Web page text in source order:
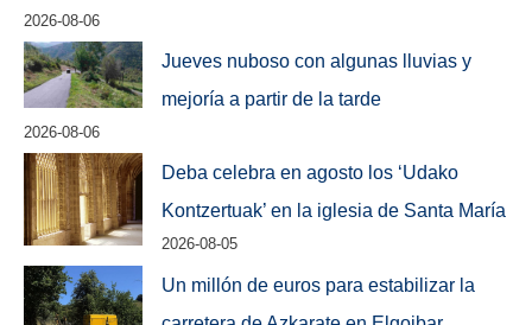
2026-08-06
Jueves nuboso con algunas lluvias y
mejoría a partir de la tarde
2026-08-06
Deba celebra en agosto los ‘Udako
Kontzertuak’ en la iglesia de Santa María
2026-08-05
Un millón de euros para estabilizar la